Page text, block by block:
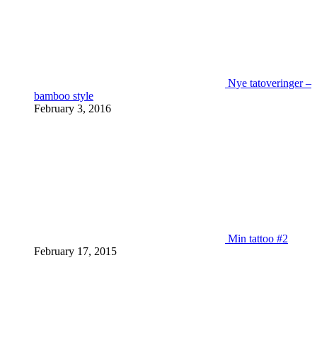
Nye tatoveringer –
bamboo style
February 3, 2016
Min tattoo #2
February 17, 2015